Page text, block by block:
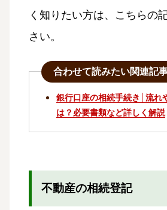
く知りたい方は、こちらの
さい。
合わせて読みたい関連記
銀行口座の相続手続き│流れ
は？必要書類など詳しく解説
不動産の相続登記